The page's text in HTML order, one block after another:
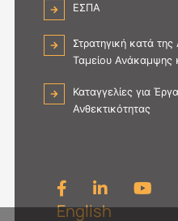
ΕΣΠΑ
Στρατηγική κατά
Ταμείου Ανάκαμψης
Καταγγελίες για
Ανθεκτικότητας
English